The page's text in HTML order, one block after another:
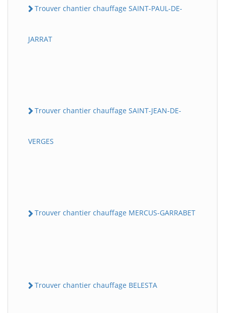
Trouver chantier chauffage SAINT-PAUL-DE-
JARRAT
Trouver chantier chauffage SAINT-JEAN-DE-
VERGES
Trouver chantier chauffage MERCUS-GARRABET
Trouver chantier chauffage BELESTA